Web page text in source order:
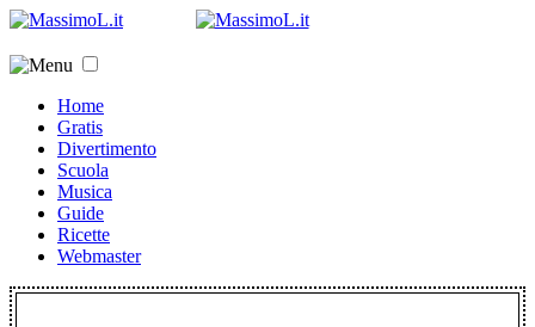
Home
Gratis
Divertimento
Scuola
Musica
Guide
Ricette
Webmaster